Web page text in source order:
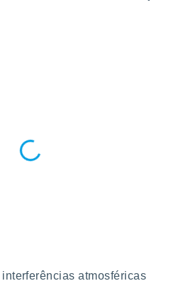
atmosféricas